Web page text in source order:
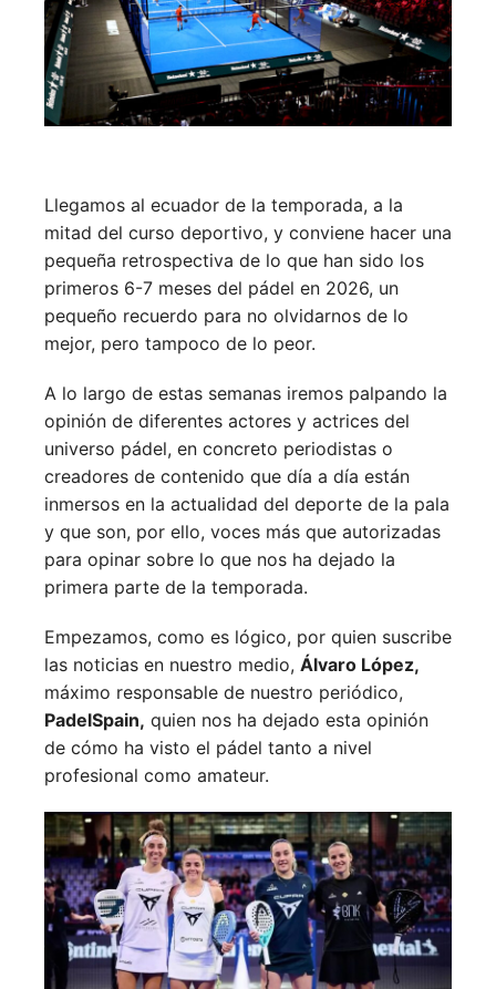
Llegamos al ecuador de la temporada, a la
mitad del curso deportivo, y conviene hacer una
pequeña retrospectiva de lo que han sido los
primeros 6-7 meses del pádel en 2026, un
pequeño recuerdo para no olvidarnos de lo
mejor, pero tampoco de lo peor.
A lo largo de estas semanas iremos palpando la
opinión de diferentes actores y actrices del
universo pádel, en concreto periodistas o
creadores de contenido que día a día están
inmersos en la actualidad del deporte de la pala
y que son, por ello, voces más que autorizadas
para opinar sobre lo que nos ha dejado la
primera parte de la temporada.
Empezamos, como es lógico, por quien suscribe
las noticias en nuestro medio, Álvaro López,
máximo responsable de nuestro periódico,
PadelSpain, quien nos ha dejado esta opinión
de cómo ha visto el pádel tanto a nivel
profesional como amateur.